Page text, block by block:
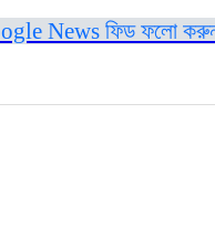
News ফিড ফলো